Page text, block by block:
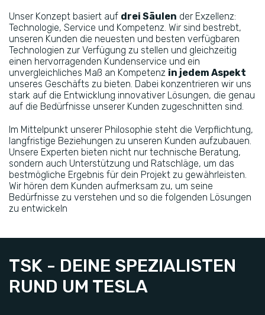
Unser Konzept basiert auf drei Säulen der Exzellenz:
Technologie, Service und Kompetenz. Wir sind bestrebt,
unseren Kunden die neuesten und besten verfügbaren
Technologien zur Verfügung zu stellen und gleichzeitig
einen hervorragenden Kundenservice und ein
unvergleichliches Maß an Kompetenz in jedem Aspekt
unseres Geschäfts zu bieten. Dabei konzentrieren wir uns
stark auf die Entwicklung innovativer Lösungen, die genau
auf die Bedürfnisse unserer Kunden zugeschnitten sind.
Im Mittelpunkt unserer Philosophie steht die Verpflichtung,
langfristige Beziehungen zu unseren Kunden aufzubauen.
Unsere Experten bieten nicht nur technische Beratung,
sondern auch Unterstützung und Ratschläge, um das
bestmögliche Ergebnis für dein Projekt zu gewährleisten.
Wir hören dem Kunden aufmerksam zu, um seine
Bedürfnisse zu verstehen und so die folgenden Lösungen
zu entwickeln
TSK - DEINE SPEZIALISTEN
RUND UM TESLA